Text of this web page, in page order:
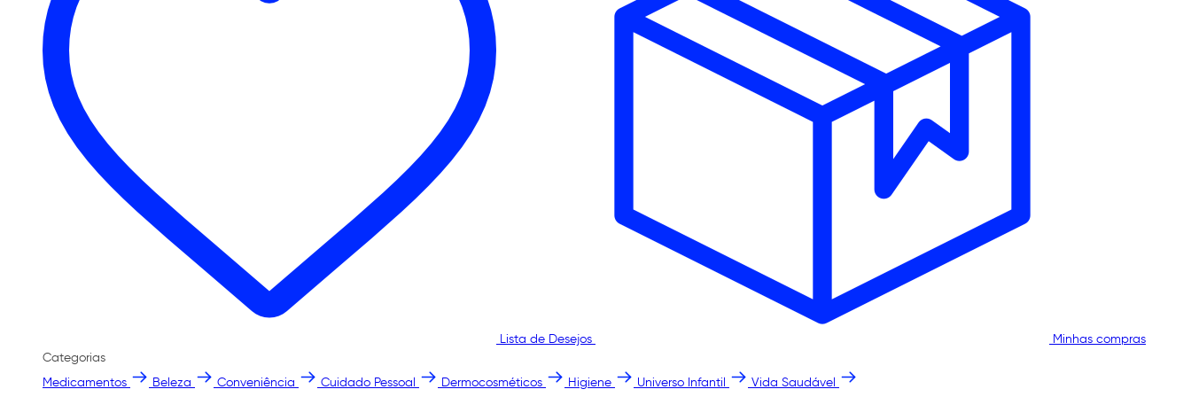
Lista de Desejos
Minhas compras
Categorias
Medicamentos
Beleza Conveniência Cuidado Pessoal Dermocosméticos Higiene Universo Infantil Vida Saudável